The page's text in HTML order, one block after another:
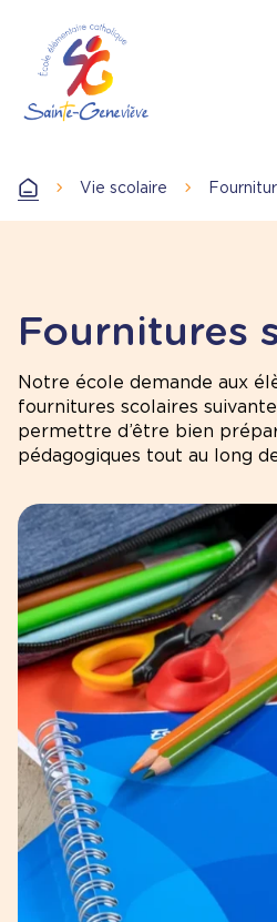
contenu
principal
Accueil Vie scolaire
Fournitures
Notre école demande aux
fournitures scolaires
permettre d’être bien
pédagogiques tout au long